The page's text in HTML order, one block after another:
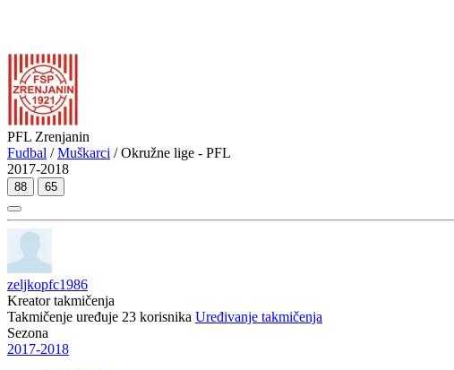
PFL Zrenjanin
Fudbal /Muškarci / Okružne lige - PFL
2017-2018
88 65
zeljkopfc1986
Kreator takmičenja
Takmičenje uređuje 23 korisnika Uređivanje takmičenja
Sezona
2017-2018